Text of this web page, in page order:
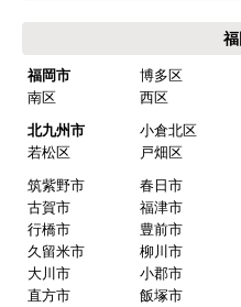
福岡市 博多区
南区
西区
北九州市
小倉北区
若松区
戸畑区
筑紫野市
春日市
古賀市
福津市
行橋市
豊前市
久留米市
柳川市
大川市
小郡市
直方市
飯塚市